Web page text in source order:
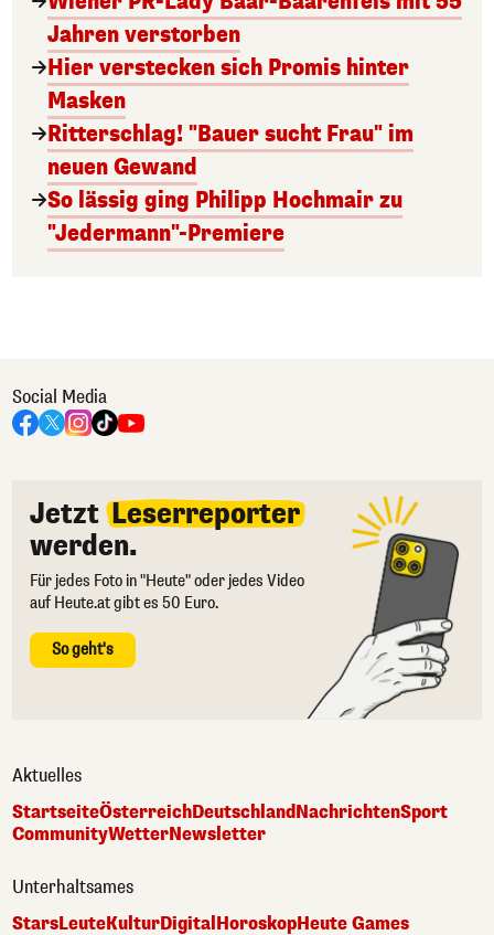
Jahren verstorben
Hier verstecken sich Promis hinter
Masken
Ritterschlag! "Bauer sucht Frau" im
neuen Gewand
So lässig ging Philipp Hochmair zu
"Jedermann"-Premiere
Social Media
Jetzt Leserreporter
werden.
Für jedes Foto in "Heute" oder jedes Video
auf Heute.at gibt es 50 Euro.
So geht's
Aktuelles
StartseiteÖsterreichDeutschlandNachrichtenSport
CommunityWetterNewsletter
Unterhaltsames
StarsLeuteKulturDigital HoroskopHeute Games